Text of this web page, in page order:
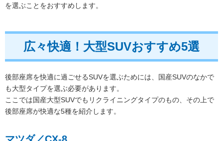
を選ぶことをおすすめします。
広々快適！大型SUVおすすめ5選
後部座席を快適に過ごせるSUVを選ぶためには、国産SUVのなかで
も大型タイプを選ぶ必要があります。
ここでは国産大型SUVでもリクライニングタイプのもの、その上で
後部座席が快適な5種を紹介します。